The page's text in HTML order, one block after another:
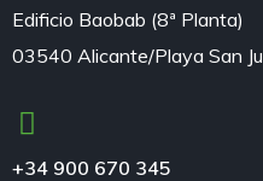
Edificio Baobab (8ª Planta)
03540 Alicante/Playa San
+34 900 670 345